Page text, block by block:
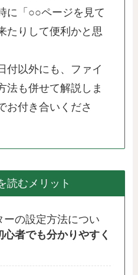
に「○○ページを見て
たりして便利かと思
付以外にも、ファイ
法も併せて解説しま
お付き合いくださ
読むメリット
ーの設定方法につい
心者でも分かりやすく